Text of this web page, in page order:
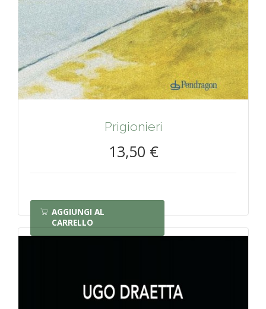
Prigionieri
13,50 €
AGGIUNGI AL
CARRELLO